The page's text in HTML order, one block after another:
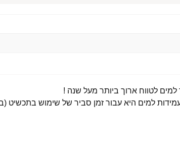
למים היא עבור זמן סביר של שימוש בתכשיט